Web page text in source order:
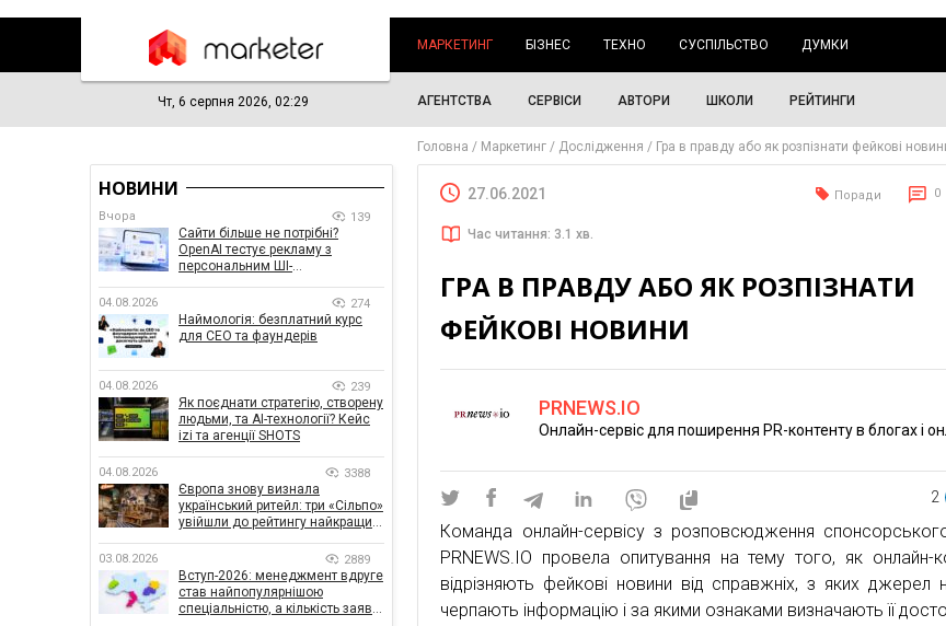
МАРКЕТИНГ БІЗНЕС ТЕХНО СУСПІЛЬСТВО ДУМКИ
Чт, 6 серпня 2026, 02:29 АГЕНТСТВА СЕРВІСИ АВТОРИ ШКОЛИ РЕЙТИНГИ
Головна Маркетинг Дослідження Гра в правду або як розпізнати фейкові
27.06.2021 Поради 0
Час читання: 3.1 хв.
ГРА В ПРАВДУ АБО ЯК РОЗПІЗНАТИ
ФЕЙКОВІ НОВИНИ
PRNEWS.IO
Онлайн-сервіс для поширення PR-контенту в блогах і
2
Команда онлайн-сервісу з розповсюдження
PRNEWS.IO провела опитування на тему того, як онлайн-
відрізняють фейкові новини від справжніх, з яких джерел
черпають інформацію і за якими ознаками визначають її
НОВИНИ
Вчора 139
Сайти більше не потрібні?
OpenAI тестує рекламу з
персональним ШІ-
04.08.2026 274
Наймологія: безплатний курс
для CEO та фаундерів
04.08.2026 239
Як поєднати стратегію, створену
людьми, та AI-технології? Кейс
izi та агенції SHOTS
04.08.2026 3388
Європа знову визнала
український ритейл: три «Сільпо»
увійшли до рейтингу найкращих
03.08.2026 2889
Вступ-2026: менеджмент вдруге
став найпопулярнішою
спеціальністю, а кількість заяв